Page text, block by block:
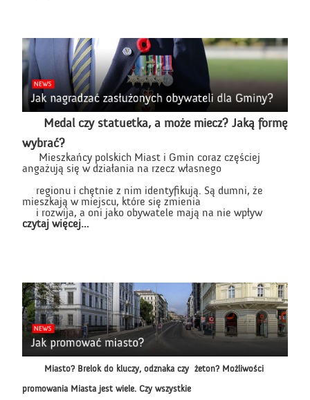
Medal czy statuetka, a może miecz? Jaką formę
wybrać?
Mieszkańcy polskich Miast i Gmin coraz częściej
angażują się w działania na rzecz własnego
regionu i chętnie z nim identyfikują. Są dumni, że
mieszkają w miejscu, które się zmienia
i rozwija, a oni jako obywatele mają na nie wpływ
czytaj więcej…
Miasto? Brelok do kluczy, odznaka czy żeton? Możliwości
promowania Miasta jest wiele. Czy wszystkie